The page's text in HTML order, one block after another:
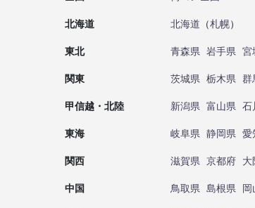
北海道 北海道 （札幌）
東北 青森県 岩手県 宮
関東 茨城県 栃木県 群
甲信越・北陸 新潟県 富山県 石
東海 岐阜県 静岡県 愛
関西 滋賀県 京都府 大
中国 鳥取県 島根県 岡